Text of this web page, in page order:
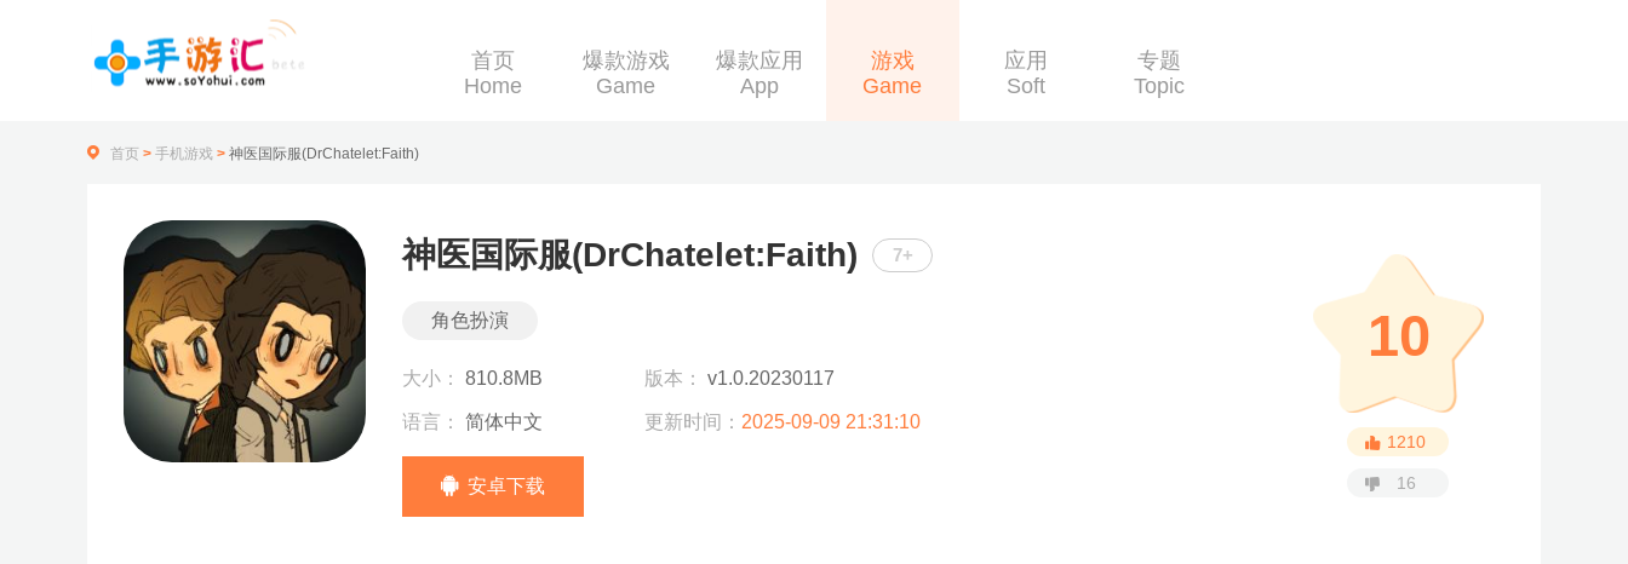
首页
Home
爆款游戏
Game
爆款应用
App
游戏
Game
应用
Soft
专题
Topic
首页 > 手机游戏 > 神医国际服(DrChatelet:Faith)
神医国际服(DrChatelet:Faith) 7+
角色扮演
大小： 810.8MB 版本： v1.0.20230117
语言： 简体中文 更新时间： 2025-09-09 21:31:10
安卓下载
10
1210
16